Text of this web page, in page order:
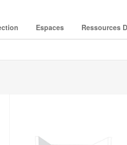
Espaces Ressources